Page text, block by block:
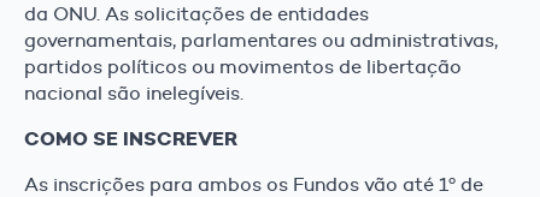
da ONU. As solicitações de entidades
governamentais, parlamentares ou administrativas,
partidos políticos ou movimentos de libertação
nacional são inelegíveis.
COMO SE INSCREVER
As inscrições para ambos os Fundos vão até 1º de